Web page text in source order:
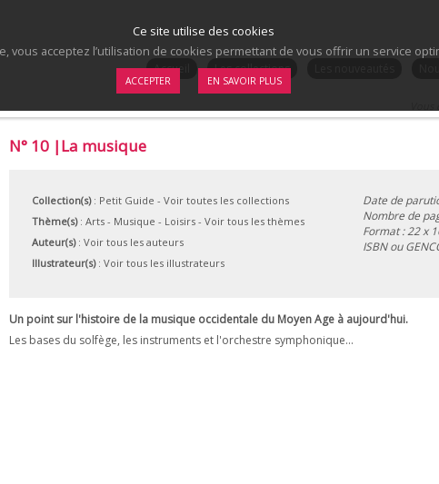
Accueil Les collections
N° 10 |La musique
Collection(s): Petit Guide - Voir toutes les collections
Thème(s): Arts- Musique - Loisirs- Voir tous les thèmes
Auteur(s): Voir tous les auteurs
Illustrateur(s): Voir tous les illustrateurs
Date de
Nombre de
Format : 22 x
ISBN ou
Un point sur l'histoire de la musique occidentale du Moyen Age à aujourd'hui.
Les bases du solfège, les instruments et l'orchestre symphonique...
Ce site utilise des cookies
vous acceptez l’utilisation de cookies permettant de vous offrir un service
ACCEPTER EN SAVOIR PLUS